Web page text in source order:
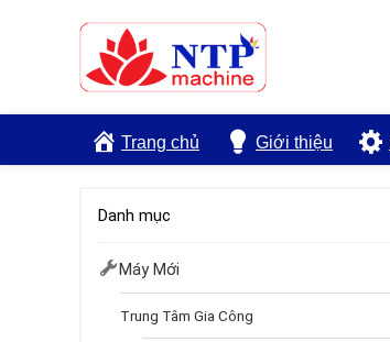
Trang chủ Giới thiệu
Danh mục
Máy Mới
Trung Tâm Gia Công